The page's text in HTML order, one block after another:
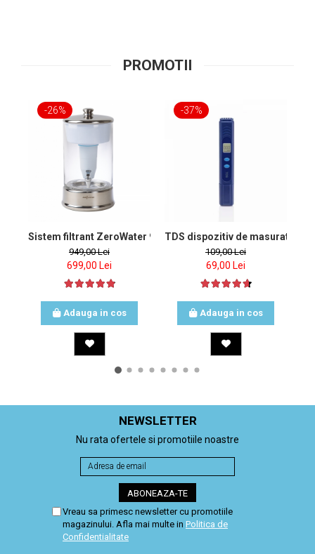
PROMOTII
-26%
Sistem filtrant ZeroWater 9l cu 1 filtru si tester de apa inclus
949,00 Lei
699,00 Lei
Adauga in cos
-37%
TDS dispozitiv de masurat apa
109,00 Lei
69,00 Lei
Adauga in cos
NEWSLETTER
Nu rata ofertele si promotiile noastre
Vreau sa primesc newsletter cu promotiile
magazinului. Afla mai multe in Politica de
Confidentialitate